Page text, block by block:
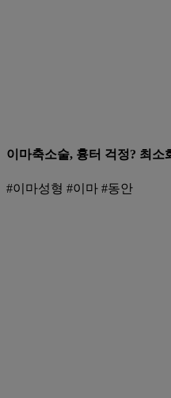
이마축소술, 흉터 걱정? 최소
#이마성형 #이마 #동안